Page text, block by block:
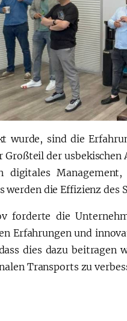
wurde, sind die
Großteil der
digitales
werden die Effizienz des
forderte die
Erfahrungen und
dies dazu beitragen
Transports zu